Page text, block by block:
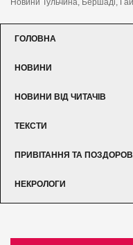
ГОЛОВНА
НОВИНИ
НОВИНИ ВІД ЧИТАЧІВ
ТЕКСТИ
ПРИВІТАННЯ ТА
НЕКРОЛОГИ